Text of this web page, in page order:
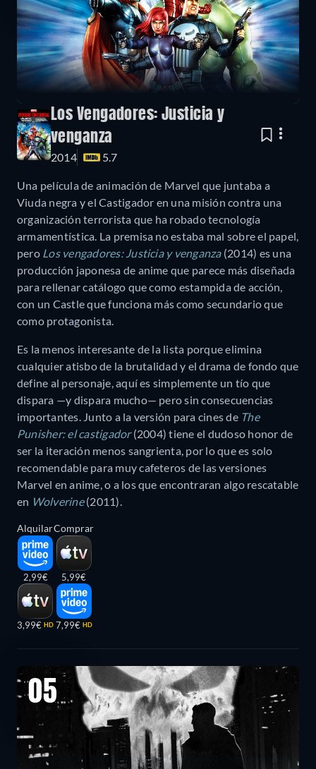
Los Vengadores: Justicia y
venganza
2014 5.7
Una película de animación de Marvel que juntaba a
Viuda negra y el Castigador en una misión contra una
organización terrorista que ha robado tecnología
armamentística. La premisa no estaba mal sobre el papel,
pero Los vengadores: Justicia y venganza(2014) es una
producción japonesa de anime que parece más diseñada
para rellenar catálogo que como estampida de acción,
con un Castle que funciona más como secundario que
como protagonista.
Es la menos interesante de la lista porque elimina
cualquier atisbo de la brutalidad y el drama de fondo que
define al personaje, aquí es simplemente un tío que
dispara —y dispara mucho— pero sin consecuencias
importantes. Junto a la versión para cines de The
Punisher: el castigador(2004) tiene el dudoso honor de
ser la iteración menos sangrienta, por lo que es solo
recomendable para muy cafeteros de las versiones
Marvel en anime, o a los que encontraran algo rescatable
en Wolverine(2011).
Alquilar
2,99€
3,99€ HD
Comprar
5,99€
7,99€ HD
05